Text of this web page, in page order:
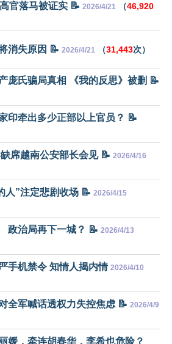
官落马被证实 📝 2026/4/21 （46,920
消失原因 📝 2026/4/21 （31,443次）
庞氏骗局真相 《我的反思》被删 📝
印牵出多少正部以上官员？ 📝
席越南公安部长会见 📝 2026/4/16
人”注定悲剧收场 📝 2026/4/15
政治局再下一城？ 📝 2026/4/13
手机禁令 知情人揭内情 2026/4/10
全军喊话透权力失控焦虑 📝 2026/4/9
媛，牵连胡春华，李希也危险？